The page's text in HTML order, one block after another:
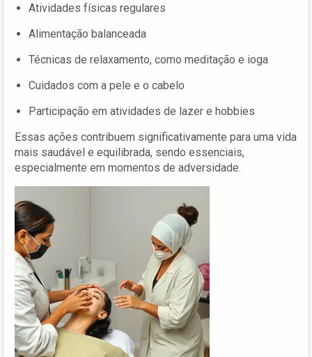
Atividades físicas regulares
Alimentação balanceada
Técnicas de relaxamento, como meditação e ioga
Cuidados com a pele e o cabelo
Participação em atividades de lazer e hobbies
Essas ações contribuem significativamente para uma vida
mais saudável e equilibrada, sendo essenciais,
especialmente em momentos de adversidade.